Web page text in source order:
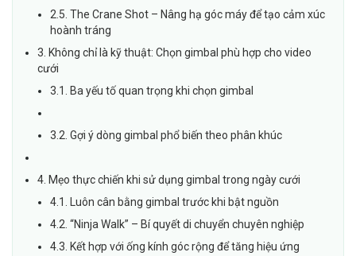
2.5. The Crane Shot – Nâng hạ góc máy để tạo cảm xúc
hoành tráng
3. Không chỉ là kỹ thuật: Chọn gimbal phù hợp cho video
cưới
3.1. Ba yếu tố quan trọng khi chọn gimbal
3.2. Gợi ý dòng gimbal phổ biến theo phân khúc
4. Mẹo thực chiến khi sử dụng gimbal trong ngày cưới
4.1. Luôn cân bằng gimbal trước khi bật nguồn
4.2. “Ninja Walk” – Bí quyết di chuyển chuyên nghiệp
4.3. Kết hợp với ống kính góc rộng để tăng hiệu ứng